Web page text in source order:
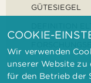
GÜTESIEGEL
COOKIE-
Wir verwenden
unserer Website zu
für den Betrieb der